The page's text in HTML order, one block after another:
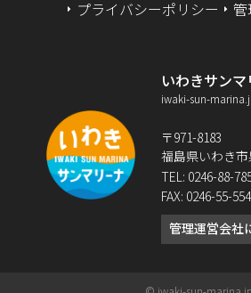
2023年2月
2022年12月
プライバシーポリシー
管
いわきサンマ
iwaki-sun-
〒971-8183
福島県いわき
TEL: 0246-88-
FAX: 0246-55-
管理運営会社